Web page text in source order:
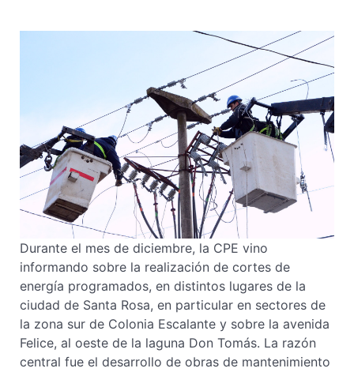
Durante el mes de diciembre, la CPE vino
informando sobre la realización de cortes de
energía programados, en distintos lugares de la
ciudad de Santa Rosa, en particular en sectores de
la zona sur de Colonia Escalante y sobre la avenida
Felice, al oeste de la laguna Don Tomás. La razón
central fue el desarrollo de obras de mantenimiento